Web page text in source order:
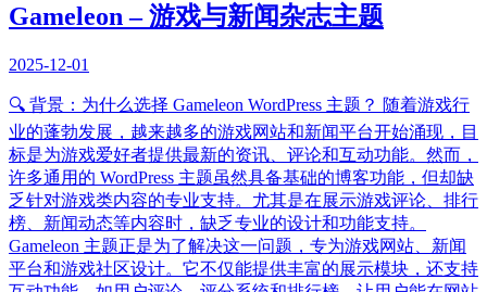
Gameleon – 游戏与新闻杂志主题
2025-12-01
🔍 背景：为什么选择 Gameleon WordPress 主题？ 随着游戏行
业的蓬勃发展，越来越多的游戏网站和新闻平台开始涌现，目
标是为游戏爱好者提供最新的资讯、评论和互动功能。然而，
许多通用的 WordPress 主题虽然具备基础的博客功能，但却缺
乏针对游戏类内容的专业支持。尤其是在展示游戏评论、排行
榜、新闻动态等内容时，缺乏专业的设计和功能支持。
Gameleon 主题正是为了解决这一问题，专为游戏网站、新闻
平台和游戏社区设计。它不仅能提供丰富的展示模块，还支持